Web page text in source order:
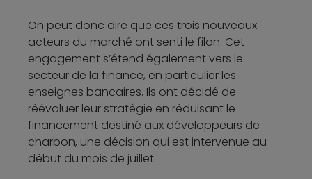
On peut donc dire que ces trois nouveaux
acteurs du marché ont senti le filon. Cet
engagement s’étend également vers le
secteur de la finance, en particulier les
enseignes bancaires. Ils ont décidé de
réévaluer leur stratégie en réduisant le
financement destiné aux développeurs de
charbon, une décision qui est intervenue au
début du mois de juillet.